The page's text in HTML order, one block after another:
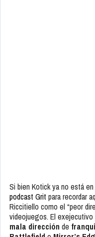
Si bien Kotick ya no está
podcast Grit para recordar
Riccitiello como el “peor
videojuegos. El
mala dirección de